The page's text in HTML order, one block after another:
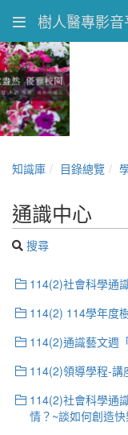
樹人醫專影音
知識庫 目錄總覽
通識中心
搜尋
114(2)社會科學通
114(2) 114學年度
114(2)通識藝文週
114(2)領導學程-講
114(2)社會科學通
情？~談如何創造